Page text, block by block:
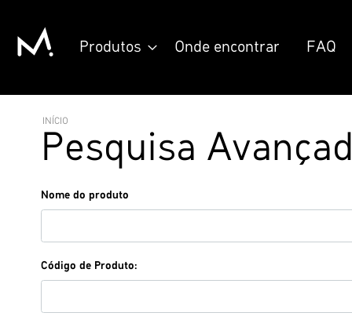
Pular
para
Produtos Onde encontrar FAQ
INÍCIO
Pesquisa
Configurações
de
Nome do produto
Código de Produto: